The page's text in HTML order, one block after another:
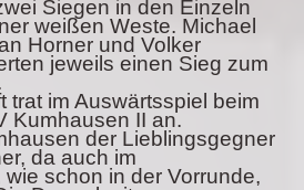
Siegen in den Einzeln
weißen Weste. Michael
Horner und Volker
jeweils einen Sieg zum
trat im Auswärtsspiel beim
Kumhausen II an.
der Lieblingsgegner
da auch im
schon in der Vorrunde,